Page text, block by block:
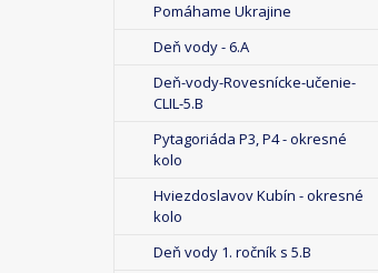
Pomáhame Ukrajine
Deň vody - 6.A
Deň-vody-Rovesnícke-učenie-
CLIL-5.B
Pytagoriáda P3, P4 - okresné
kolo
Hviezdoslavov Kubín - okresné
kolo
Deň vody 1. ročník s 5.B